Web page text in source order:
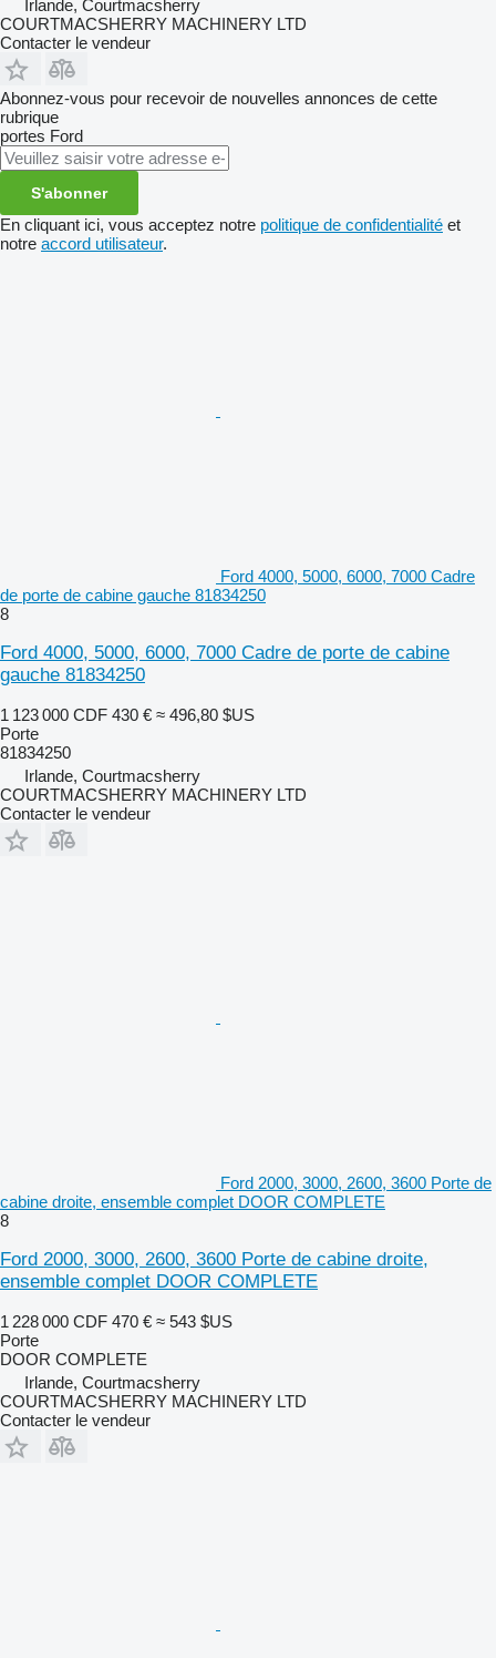
Irlande, Courtmacsherry
COURTMACSHERRY MACHINERY LTD
Contacter le vendeur
Abonnez-vous pour recevoir de nouvelles annonces de cette
rubrique
portes Ford
S'abonner
En cliquant ici, vous acceptez notre politique de confidentialité et
notre accord utilisateur.
Ford 4000, 5000, 6000, 7000 Cadre
de porte de cabine gauche 81834250
8
Ford 4000, 5000, 6000, 7000 Cadre de porte de cabine
gauche 81834250
1 123 000 CDF 430 € ≈ 496,80 $US
Porte
81834250
Irlande, Courtmacsherry
COURTMACSHERRY MACHINERY LTD
Contacter le vendeur
Ford 2000, 3000, 2600, 3600 Porte de
cabine droite, ensemble complet DOOR COMPLETE
8
Ford 2000, 3000, 2600, 3600 Porte de cabine droite,
ensemble complet DOOR COMPLETE
1 228 000 CDF 470 € ≈ 543 $US
Porte
DOOR COMPLETE
Irlande, Courtmacsherry
COURTMACSHERRY MACHINERY LTD
Contacter le vendeur